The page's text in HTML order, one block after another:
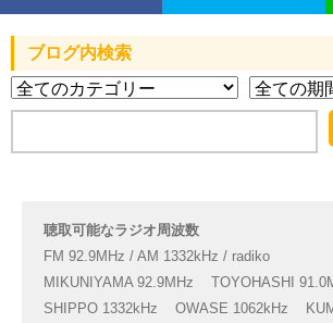
ブログ内検索
聴取可能なラジオ周波数
FM 92.9MHz / AM 1332kHz / radiko
MIKUNIYAMA 92.9MHz
TOYOHASHI
SHIPPO 1332kHz
OWASE 1062kHz